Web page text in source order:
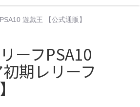
遊戯王 【公式通販】
ーフPSA10
期レリーフ